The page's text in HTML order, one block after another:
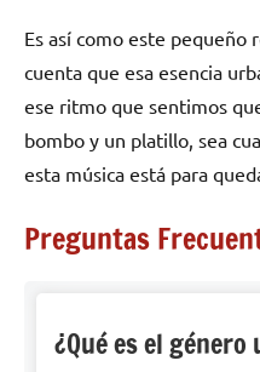
Es así como este pequeño
cuenta que esa esencia
ese ritmo que sentimos
bombo y un platillo, sea
esta música está para
Preguntas
¿Qué es el género